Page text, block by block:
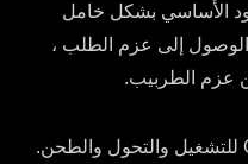
الأساسي بشكل خامل
إلى عزم الطلب ،
عزم الطربيب.